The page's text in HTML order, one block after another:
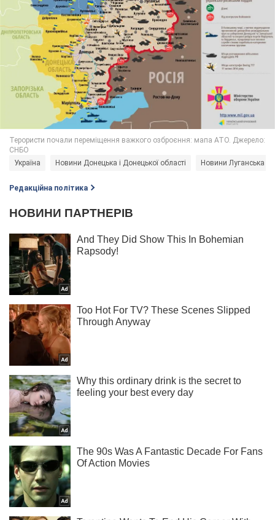
Україна Новини Донецька і Донецької області Новини Луганська і
Редакційна політика